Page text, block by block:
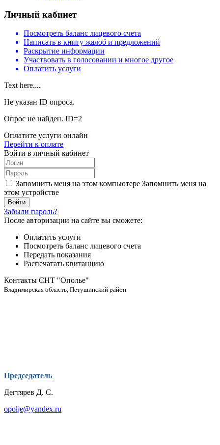
Личный кабинет
Посмотреть баланс лицевого счета
Написать в книгу жалоб и предложений
Раскрытие информации
Участвовать в голосовании и многое другое
Оплатить услуги
Text here....
Не указан ID опроса.
Опрос не найден. ID=2
Оплатите услуги онлайн
Перейти к оплате
Войти в личный кабинет
Запомнить меня на этом компьютере Запомнить меня на
этом устройстве
Забыли пароль?
После авторизации на сайте вы сможете:
Оплатить услуги
Посмотреть баланс лицевого счета
Передать показания
Распечатать квитанцию
Контакты СНТ "Ополье"
Владимирская область, Петушинский район
Председатель
Дегтярев Д. С.
opolje@yandex.ru